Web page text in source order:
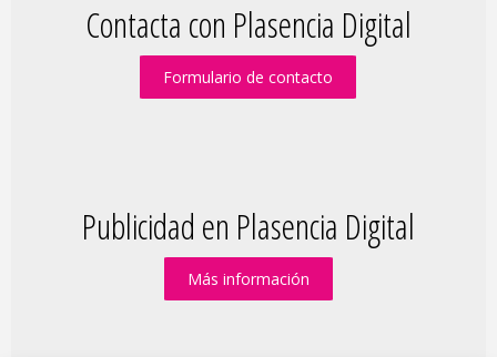
Contacta con Plasencia Digital
Formulario de contacto
Publicidad en Plasencia Digital
Más información